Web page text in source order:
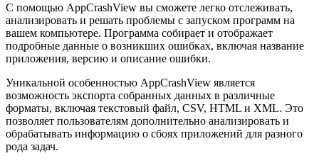
С помощью AppCrashView вы сможете легко отслеживать,
анализировать и решать проблемы с запуском программ на
вашем компьютере. Программа собирает и отображает
подробные данные о возникших ошибках, включая название
приложения, версию и описание ошибки.
Уникальной особенностью AppCrashView является
возможность экспорта собранных данных в различные
форматы, включая текстовый файл, CSV, HTML и XML. Это
позволяет пользователям дополнительно анализировать и
обрабатывать информацию о сбоях приложений для разного
рода задач.